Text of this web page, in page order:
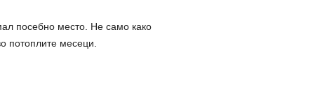
посебно место. Не само како
потоплите месеци.